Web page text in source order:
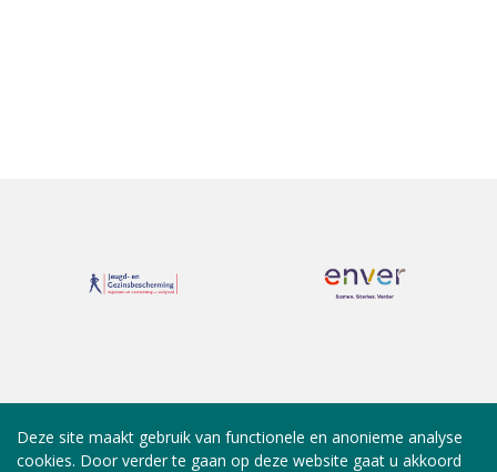
Deze site maakt gebruik van functionele en anonieme analyse
cookies. Door verder te gaan op deze website gaat u akkoord